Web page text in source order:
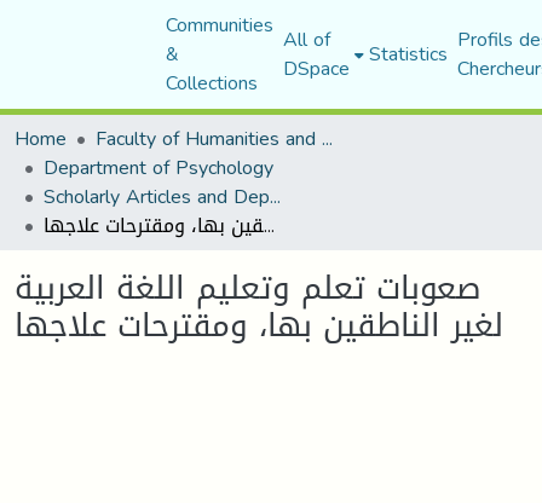
Communities
&
Collections
All of
DSpace Statistics Profils
Home
Faculty of Humanities and Social Sciences
Department of Psychology
Scholarly Articles and Department Publications
صعوبات تعلم وتعليم اللغة العربية لغير الناطقين بها، ومقترحات علاجها
صعوبات تعلم وتعليم اللغة العربية
لغير الناطقين بها، ومقترحات علاجها